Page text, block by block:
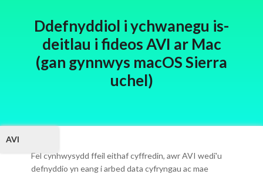
Ddefnyddiol i ychwanegu is-
deitlau i fideos AVI ar Mac
(gan gynnwys macOS Sierra
uchel)
AVI
Fel cynhwysydd ffeil eithaf cyffredin, awr AVI wedi'u
defnyddio yn eang i arbed data cyfryngau ac mae